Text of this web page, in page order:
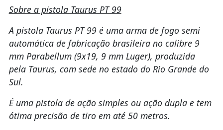
Sobre a pistola Taurus PT 99
A pistola Taurus PT 99 é uma arma de fogo semi
automática de fabricação brasileira no calibre 9
mm Parabellum (9x19, 9 mm Luger), produzida
pela Taurus, com sede no estado do Rio Grande do
Sul.
É uma pistola de ação simples ou ação dupla e tem
ótima precisão de tiro em até 50 metros.